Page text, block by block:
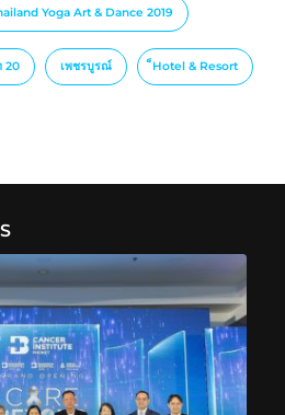
Yoga Art & Dance 2019
20 เพชรบูรณ์ ็Hotel & Resort